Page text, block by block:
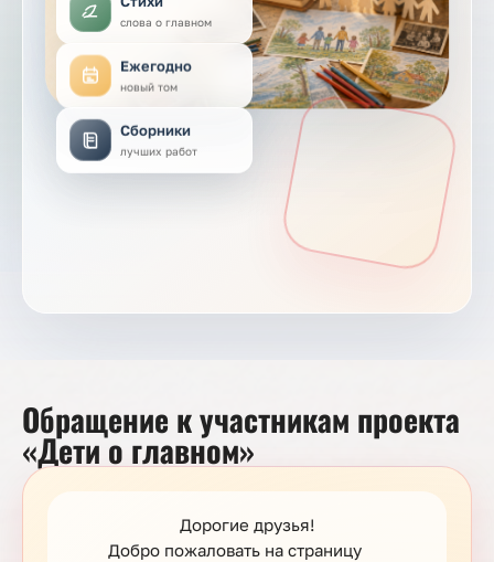
слова о главном
Ежегодно
новый том
Сборники
лучших работ
Обращение к участникам проекта
«Дети о главном»
Дорогие друзья!
Добро пожаловать на страницу